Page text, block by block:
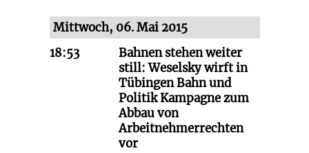
Mittwoch, 06. Mai 2015
18:53
Bahnen stehen weiter
still: Weselsky wirft in
Tübingen Bahn und
Politik Kampagne zum
Abbau von
Arbeitnehmerrechten
vor